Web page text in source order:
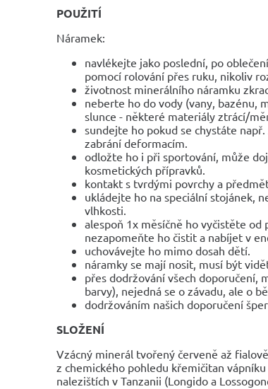
POUŽITÍ
Náramek:
navlékejte jako poslední, po
pomocí rolování přes ruku, nikoliv
životnost minerálního náramku
neberte ho do vody (vany, bazénu,
slunce - některé materiály ztrácí/
sundejte ho pokud se chystáte
zabrání deformacím.
odložte ho i při sportování, může
kosmetických přípravků.
kontakt s tvrdými povrchy a
ukládejte ho na speciální stojánek,
vlhkosti.
alespoň 1x měsíčně ho vyčistěte
nezapomeňte ho čistit a nabíjet v
uchovávejte ho mimo dosah dětí.
náramky se mají nosit, musí být
přes dodržování všech doporučení,
barvy), nejedná se o závadu, ale o
dodržováním našich doporučení
SLOŽENÍ
Vzácný minerál tvořený červeně až
z chemického pohledu křemičitan
nalezištích v Tanzanii (Longido a